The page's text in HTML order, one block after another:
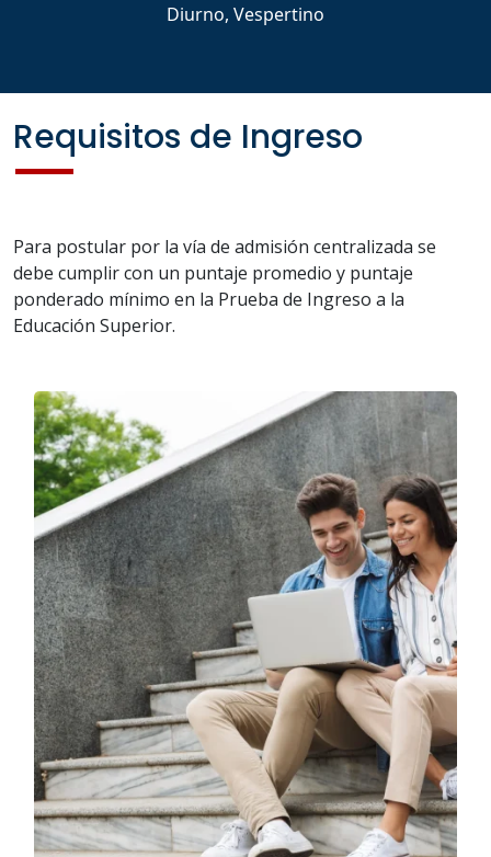
Diurno, Vespertino
Requisitos de Ingreso
Para postular por la vía de admisión centralizada se
debe cumplir con un puntaje promedio y puntaje
ponderado mínimo en la Prueba de Ingreso a la
Educación Superior.